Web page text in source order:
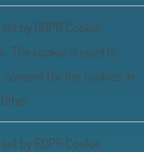
by GDPR Cookie
The cookie is used to
consent for the cookies in
by GDPR Cookie